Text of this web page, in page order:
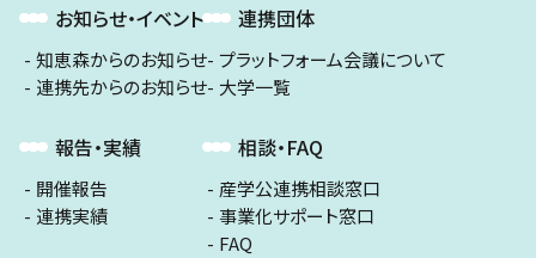
お知らせ・イベント
知恵森からのお知らせ
連携先からのお知らせ
報告・実績
開催報告
連携実績
連携団体
プラットフォーム会議について
大学一覧
相談・FAQ
産学公連携相談窓口
事業化サポート窓口
FAQ